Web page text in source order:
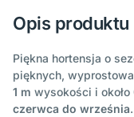
Opis produktu
Piękna hortensja o
pięknych,
1 m wysokości i
czerwca do września